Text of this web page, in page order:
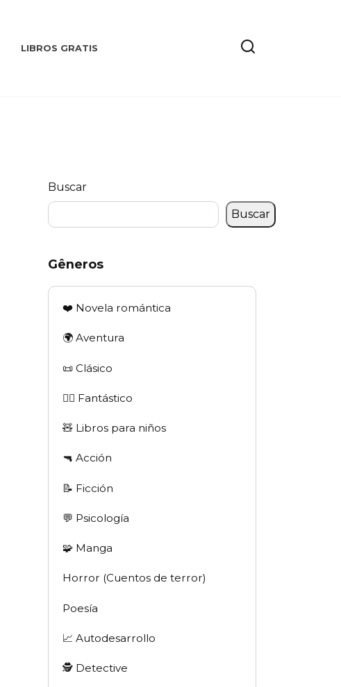
LIBROS GRATIS
Buscar
Buscar
Gêneros
❤️ Novela romántica
🌍 Aventura
📜 Clásico
🧙‍♂️ Fantástico
🧸 Libros para niños
🔫 Acción
📝 Ficción
💬 Psicología
🧩 Manga
Horror (Cuentos de terror)
Poesía
📈 Autodesarrollo
🕵 Detective